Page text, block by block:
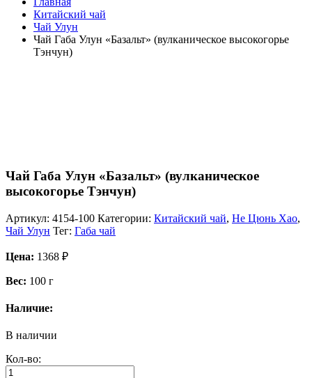
Китайский чай
Чай Улун
Чай Габа Улун «Базальт» (вулканическое высокогорье
Тэнчун)
Чай Габа Улун «Базальт» (вулканическое
высокогорье Тэнчун)
Артикул: 4154-100 Категории: Китайский чай, Не Цюнь Хао,
Чай Улун Тег: Габа чай
Цена: 1368 ₽
Вес: 100 г
Наличие:
В наличии
Кол-во: